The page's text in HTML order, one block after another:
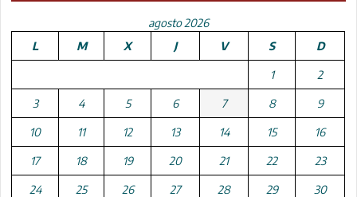
agosto 2026
L
M X J V S D
1 2
3 4 5 6 7 8 9
10 11 12 13 14 15 16
17 18 19 20 21 22 23
24 25 26 27 28 29 30